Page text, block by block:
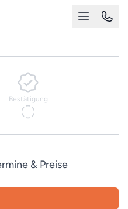
Bestätigung
& Preise